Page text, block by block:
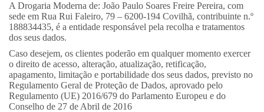
A Drogaria Moderna de: João Paulo Soares Freire Pereira, com
sede em Rua Rui Faleiro, 79 – 6200-194 Covilhã, contribuinte n.º
188834435, é a entidade responsável pela recolha e tratamentos
dos seus dados.
Caso desejem, os clientes poderão em qualquer momento exercer
o direito de acesso, alteração, atualização, retificação,
apagamento, limitação e portabilidade dos seus dados, previsto no
Regulamento Geral de Proteção de Dados, aprovado pelo
Regulamento (UE) 2016/679 do Parlamento Europeu e do
Conselho de 27 de Abril de 2016